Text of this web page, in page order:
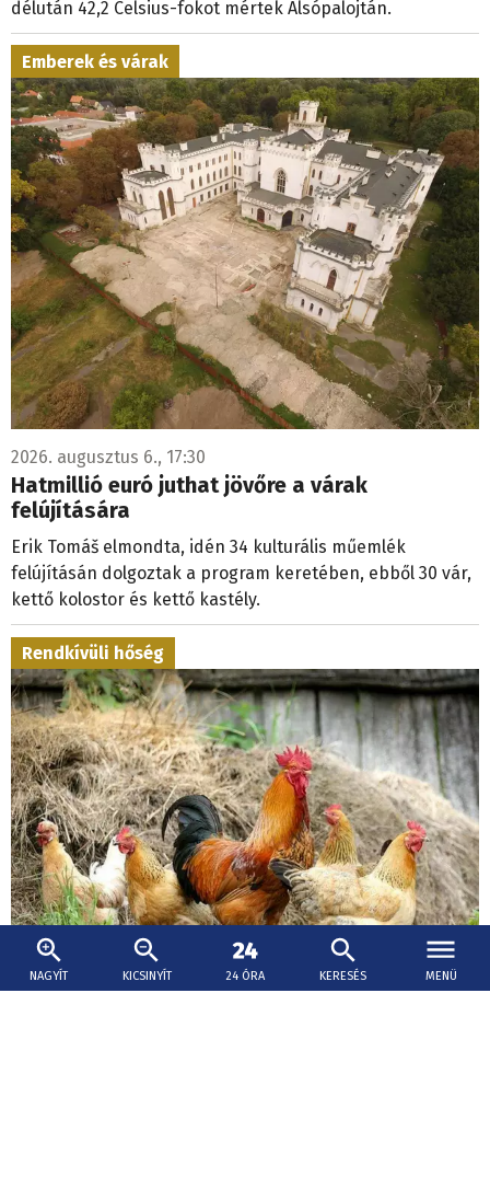
NAGYÍT KICSINYÍT 24 ÓRA KERESÉS MENÜ
délután 42,2 Celsius-fokot mértek Alsópalojtán.
Emberek és várak
2026. augusztus 6., 17:30
Hatmillió euró juthat jövőre a várak
felújítására
Erik Tomáš elmondta, idén 34 kulturális műemlék
felújításán dolgoztak a program keretében, ebből 30 vár,
kettő kolostor és kettő kastély.
Rendkívüli hőség